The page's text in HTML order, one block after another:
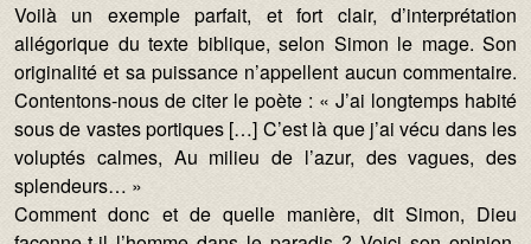
Voilà un exemple parfait, et fort clair, d’interprétation
allégorique du texte biblique, selon Simon le mage. Son
originalité et sa puissance n’appellent aucun commentaire.
Contentons-nous de citer le poète : « J’ai longtemps habité
sous de vastes portiques […] C’est là que j’ai vécu dans les
voluptés calmes, Au milieu de l’azur, des vagues, des
splendeurs… »
Comment donc et de quelle manière, dit Simon, Dieu